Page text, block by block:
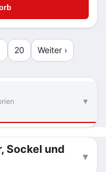
20 Weiter ›
Sockel und